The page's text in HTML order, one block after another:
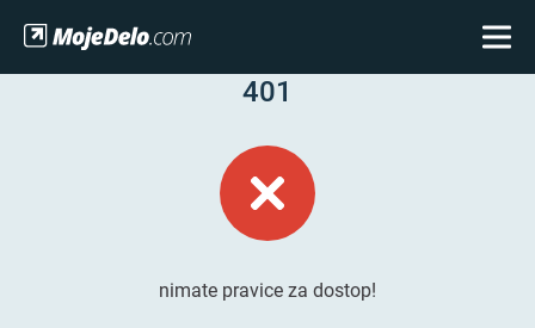
401
nimate pravice za dostop!